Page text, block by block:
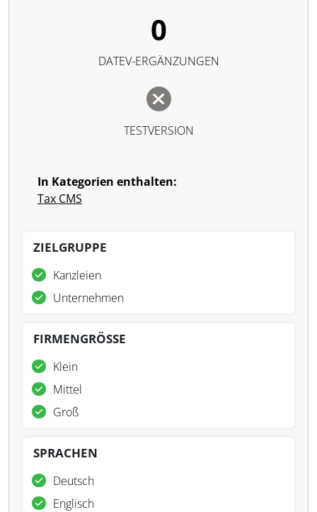
0
DATEV-ERGÄNZUNGEN
TESTVERSION
In Kategorien enthalten:
Tax CMS
ZIELGRUPPE
Kanzleien
Unternehmen
FIRMENGRÖSSE
Klein
Mittel
Groß
SPRACHEN
Deutsch
Englisch